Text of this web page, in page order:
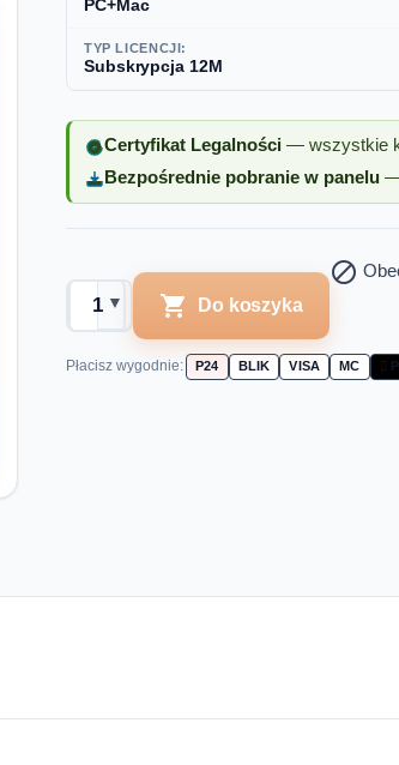
Certyfikat Legalności — wszystkie
Bezpośrednie pobranie w panelu —
PC+Mac
TYP LICENCJI:
Subskrypcja 12M
▲
▼  Do koszyka

Płacisz wygodnie: P24 BLIK VISA MC 